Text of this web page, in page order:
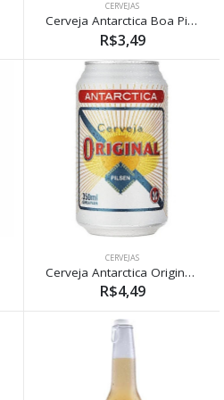
CERVEJAS
Cerveja Antarctica Boa Pilsen 350ml
R$3,49
CERVEJAS
Cerveja Antarctica Original Pilsen Lata 350ml
R$4,49